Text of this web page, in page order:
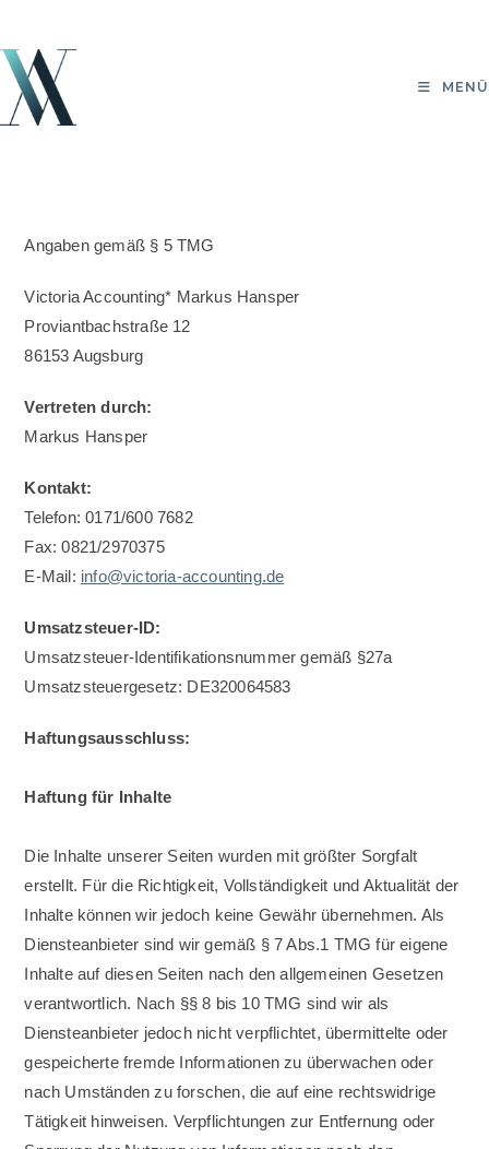
springen
MENÜ
Angaben gemäß § 5 TMG
Victoria Accounting* Markus Hansper
Proviantbachstraße 12
86153 Augsburg
Vertreten durch:
Markus Hansper
Kontakt:
Telefon: 0171/600 7682
Fax: 0821/2970375
E-Mail: info@victoria-accounting.de
Umsatzsteuer-ID:
Umsatzsteuer-Identifikationsnummer gemäß §27a
Umsatzsteuergesetz: DE320064583
Haftungsausschluss:
Haftung für Inhalte
Die Inhalte unserer Seiten wurden mit größter Sorgfalt
erstellt. Für die Richtigkeit, Vollständigkeit und Aktualität der
Inhalte können wir jedoch keine Gewähr übernehmen. Als
Diensteanbieter sind wir gemäß § 7 Abs.1 TMG für eigene
Inhalte auf diesen Seiten nach den allgemeinen Gesetzen
verantwortlich. Nach §§ 8 bis 10 TMG sind wir als
Diensteanbieter jedoch nicht verpflichtet, übermittelte oder
gespeicherte fremde Informationen zu überwachen oder
nach Umständen zu forschen, die auf eine rechtswidrige
Tätigkeit hinweisen. Verpflichtungen zur Entfernung oder